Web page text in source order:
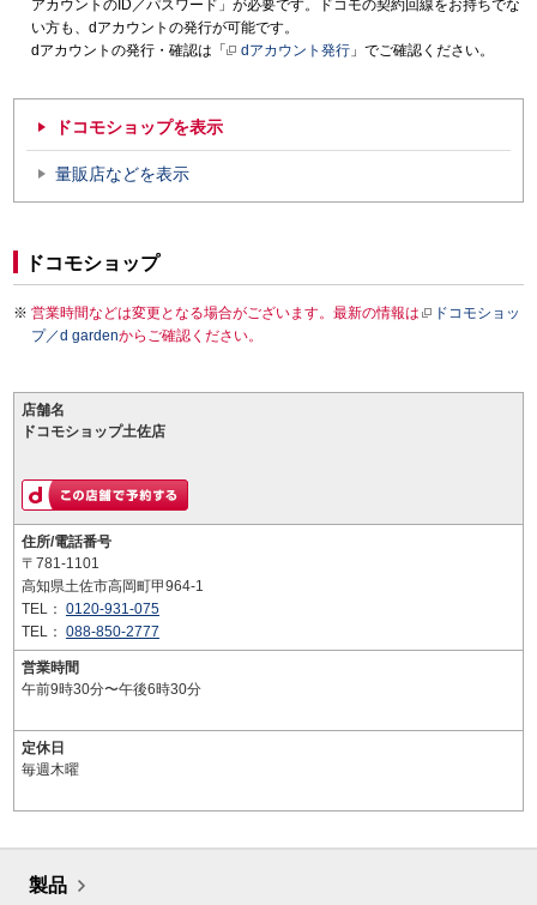
アカウントのID／パスワード」が必要です。ドコモの契約回線をお持ちでな
い方も、dアカウントの発行が可能です。
dアカウントの発行・確認は「
dアカウント発行 」でご確認ください。
ドコモショップを表示
量販店などを表示
ドコモショップ
営業時間などは変更となる場合がございます。最新の情報は
ドコモショッ
プ／d gardenからご確認ください。
店舗名
ドコモショップ土佐店
住所/電話番号
〒781-1101
高知県土佐市高岡町甲964-1
TEL： 0120-931-075
TEL： 088-850-2777
営業時間
午前9時30分〜午後6時30分
定休日
毎週木曜
製品